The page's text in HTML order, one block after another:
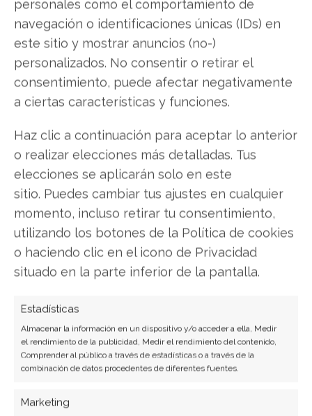
personales como el comportamiento de
navegación o identificaciones únicas (IDs) en
este sitio y mostrar anuncios (no-)
personalizados. No consentir o retirar el
consentimiento, puede afectar negativamente
a ciertas características y funciones.
Haz clic a continuación para aceptar lo anterior
o realizar elecciones más detalladas. Tus
elecciones se aplicarán solo en este
sitio. Puedes cambiar tus ajustes en cualquier
momento, incluso retirar tu consentimiento,
utilizando los botones de la Política de cookies
o haciendo clic en el icono de Privacidad
situado en la parte inferior de la pantalla.
Estadísticas
Almacenar la información en un dispositivo y/o acceder a ella, Medir
el rendimiento de la publicidad, Medir el rendimiento del contenido,
Comprender al público a través de estadísticas o a través de la
combinación de datos procedentes de diferentes fuentes.
Marketing
¿Qué es un sistema
informático?
Si quieres conocer todo sobre los sistemas
informáticos, esta es tu oportunidad. Aquí vas a
encontrar todo lo necesario para comprender los
conceptos y poder implementarlos con facilidad.
Chat interno para empresas:
Descubre su potencial
Las mejores herramientas para estar en contacto
con todo el personal a través de la red local sin
necesidad de usar Internet.
ERP
En este megapost sobre sistemas ERP podrás
encontrar toda la información necesaria acerca de